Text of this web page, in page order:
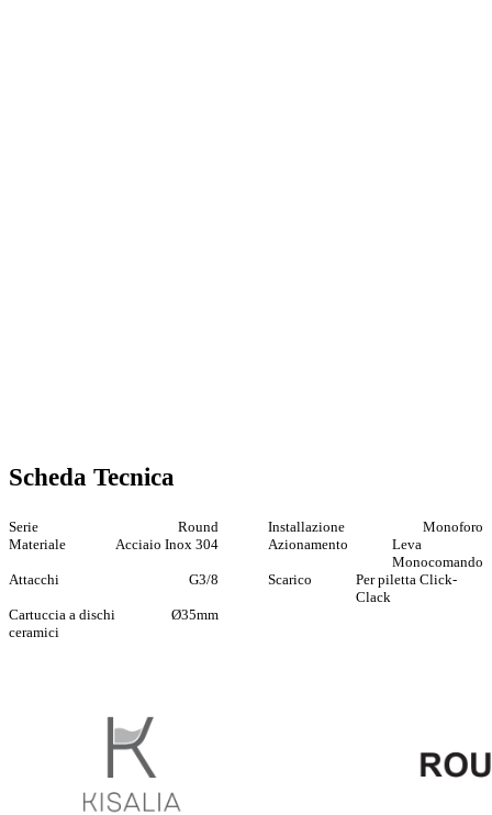
Scheda Tecnica
Serie Round Installazione
Monoforo
Materiale
Acciaio Inox 304 Azionamento
Leva
Monocomando
Attacchi
G3/8 Scarico
Per piletta Click-
Clack
Cartuccia a dischi
ceramici
Ø35mm